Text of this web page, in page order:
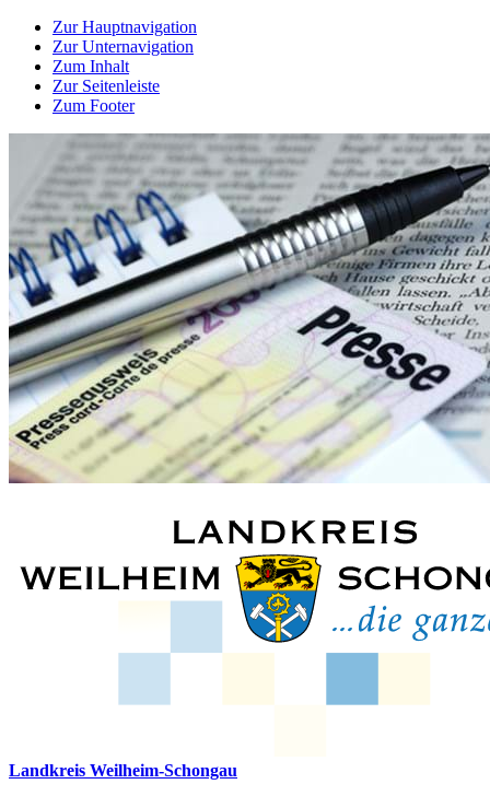
Zur Hauptnavigation
Zur Unternavigation
Zum Inhalt
Zur Seitenleiste
Zum Footer
Landkreis Weilheim-Schongau